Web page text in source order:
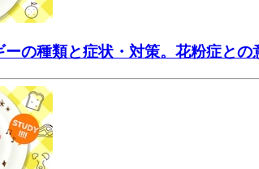
の種類と症状・対策。花粉症との